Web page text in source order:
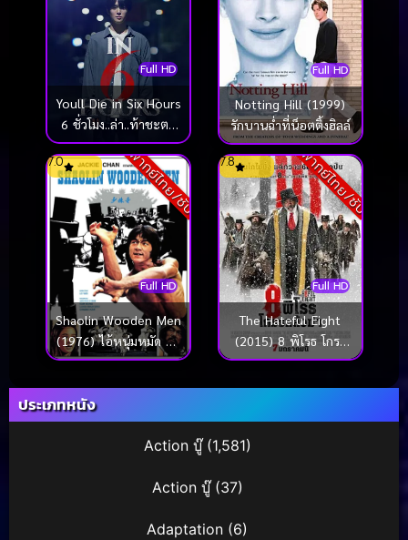
Full HD
Youll Die in Six Hours
6 ชั่วโมง..ล่า..ท้าชะตา
(2024)
Full HD
Notting Hill (1999)
รักบานฉ่ำที่น็อตติ้งฮิลล์
พากย์ไทย/ซับ
Full HD
7.0
Shaolin Wooden Men
(1976) ไอ้หนุ่มหมัด 18
ท่านรก
พากย์ไทย/ซับ
Full HD
7.8
The Hateful Eight
(2015) 8 พิโรธ โกรธ
แล้วฆ่า
ประเภทหนัง
Action บู๊(1,581)
Action บู๊(37)
Adaptation (6)